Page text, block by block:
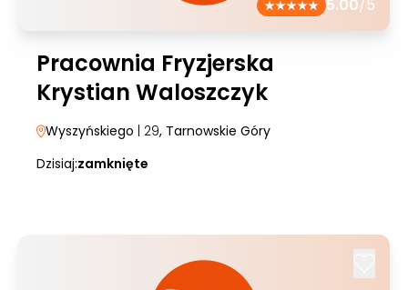
5.00/5
Pracownia Fryzjerska
Krystian Waloszczyk
Wyszyńskiego | 29, Tarnowskie Góry
Dzisiaj:zamknięte